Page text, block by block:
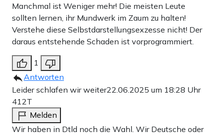
Manchmal ist Weniger mehr! Die meisten Leute
sollten lernen, ihr Mundwerk im Zaum zu halten!
Verstehe diese Selbstdarstellungsexzesse nicht! Der
daraus entstehende Schaden ist vorprogrammiert.
1
Antworten
Leider schlafen wir weiter22.06.2025 um 18:28 Uhr
412T
Melden
Wir haben in Dtld noch die Wahl. Wir Deutsche oder